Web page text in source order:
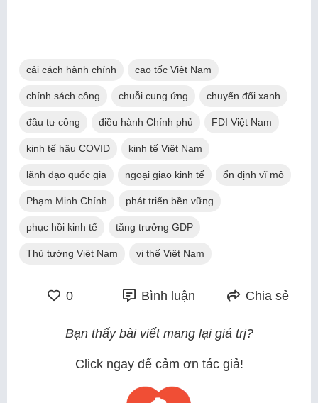
cải cách hành chính cao tốc Việt Nam
chính sách công chuỗi cung ứng chuyển đổi xanh
đầu tư công điều hành Chính phủ FDI Việt Nam
kinh tế hậu COVID kinh tế Việt Nam
lãnh đạo quốc gia ngoại giao kinh tế ổn định vĩ mô
Phạm Minh Chính phát triển bền vững
phục hồi kinh tế tăng trưởng GDP
Thủ tướng Việt Nam vị thế Việt Nam
0 Bình luận Chia sẻ
Bạn thấy bài viết mang lại giá trị?
Click ngay để cảm ơn tác giả!